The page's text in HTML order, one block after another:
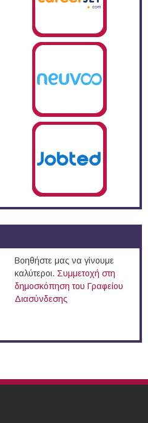
Βοηθήστε μας να γίνουμε
καλύτεροι. Συμμετοχή στη
δημοσκόπηση του Γραφείου
Διασύνδεσης